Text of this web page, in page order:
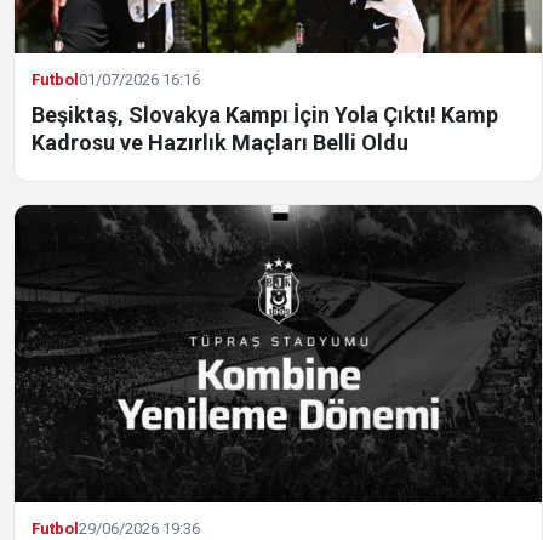
Futbol01/07/2026 16:16
Beşiktaş, Slovakya Kampı İçin Yola Çıktı! Kamp
Kadrosu ve Hazırlık Maçları Belli Oldu
Futbol29/06/2026 19:36